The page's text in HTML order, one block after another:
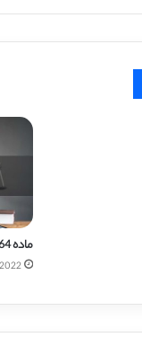
ماده 664 قانون مدنی